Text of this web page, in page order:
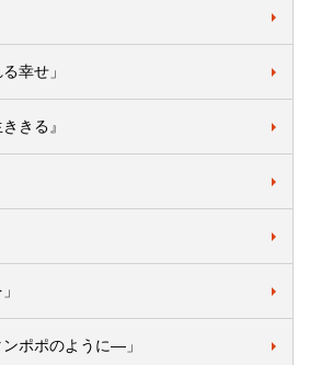
幸せ」
きる』
ポポのように―」